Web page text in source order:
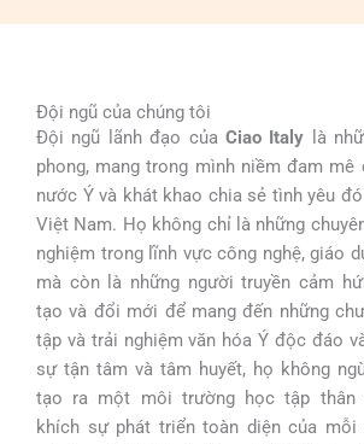
Đội ngũ của chúng tôi
Đội ngũ lãnh đạo của Ciao Italy là
phong, mang trong mình niềm đam mê
nước Ý và khát khao chia sẻ tình yêu
Việt Nam. Họ không chỉ là những
nghiệm trong lĩnh vực công nghệ, giáo
mà còn là những người truyền cảm
tạo và đổi mới để mang đến những
tập và trải nghiệm văn hóa Ý độc đáo
sự tận tâm và tâm huyết, họ không
tạo ra một môi trường học tập thân
khích sự phát triển toàn diện của mỗi